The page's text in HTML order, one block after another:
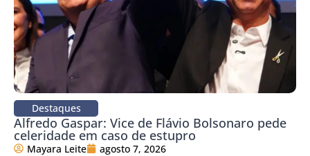
Destaques
Alfredo Gaspar: Vice de Flávio Bolsonaro pede
celeridade em caso de estupro
Mayara Leite agosto 7, 2026